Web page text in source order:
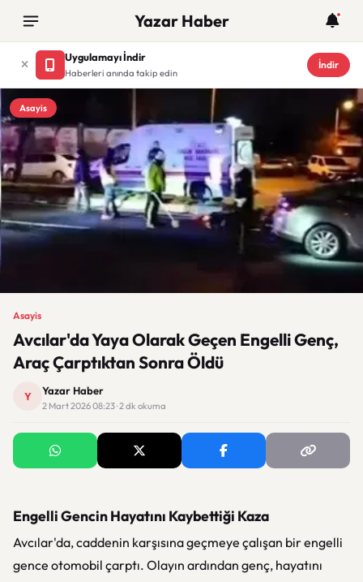
Yazar Haber
Uygulamayı İndir
Haberleri anında takip edin
İndir
Asayis
Asayis
Avcılar'da Yaya Olarak Geçen Engelli Genç,
Araç Çarptıktan Sonra Öldü
Y Yazar Haber
2 Mart 2026 08:23 · 2 dk okuma
Engelli Gencin Hayatını Kaybettiği Kaza
Avcılar'da, caddenin karşısına geçmeye çalışan bir engelli
gence otomobil çarptı. Olayın ardından genç, hayatını